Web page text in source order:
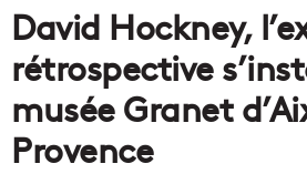
David Hockney,
rétrospective
musée Granet
Provence